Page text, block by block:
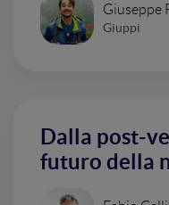
Giuseppe
Giuppi
Dalla post-
futuro della